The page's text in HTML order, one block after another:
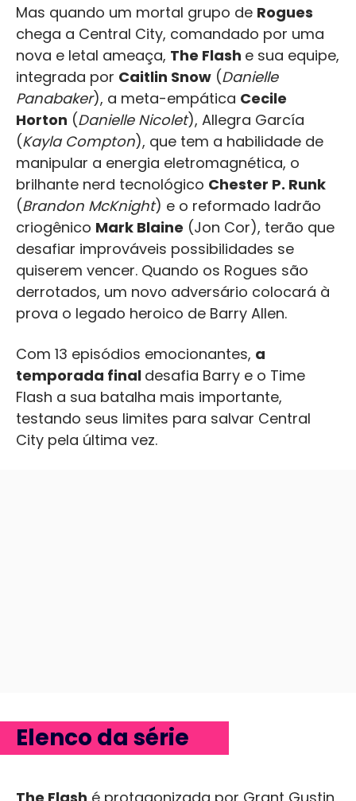
Mas quando um mortal grupo de Rogues
chega a Central City, comandado por uma
nova e letal ameaça, The Flash e sua equipe,
integrada por Caitlin Snow (Danielle
Panabaker), a meta-empática Cecile
Horton (Danielle Nicolet), Allegra García
(Kayla Compton), que tem a habilidade de
manipular a energia eletromagnética, o
brilhante nerd tecnológico Chester P. Runk
(Brandon McKnight) e o reformado ladrão
criogênico Mark Blaine (Jon Cor), terão que
desafiar improváveis possibilidades se
quiserem vencer. Quando os Rogues são
derrotados, um novo adversário colocará à
prova o legado heroico de Barry Allen.
Com 13 episódios emocionantes, a
temporada final desafia Barry e o Time
Flash a sua batalha mais importante,
testando seus limites para salvar Central
City pela última vez.
Elenco da série